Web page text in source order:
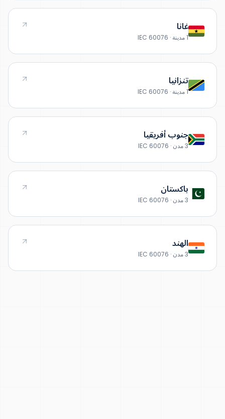
غانا
1 مدينة · IEC 60076
تنزانيا
1 مدينة · IEC 60076
جنوب أفريقيا
3 مدن · IEC 60076
باكستان
3 مدن · IEC 60076
الهند
3 مدن · IEC 60076